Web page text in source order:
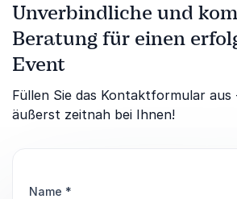
Unverbindliche und
Beratung für einen
Event
Füllen Sie das Kontaktformular aus
äußerst zeitnah bei Ihnen!
Name *